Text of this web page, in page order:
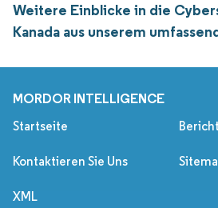
Weitere Einblicke in die
Kanada aus unserem
MORDOR INTELLIGENCE
Startseite
Kontaktieren Sie Uns
XML